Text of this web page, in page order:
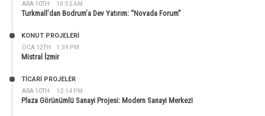
ARA 10TH 10:52 AM
Turkmall’dan Bodrum’a Dev Yatırım: “Novada Forum”
OCA 12TH 1:39 PM
KONUT PROJELERI
Mistral İzmir
ARA 10TH 12:14 PM
TİCARİ PROJELER
Plaza Görünümlü Sanayi Projesi: Modern Sanayi Merkezi